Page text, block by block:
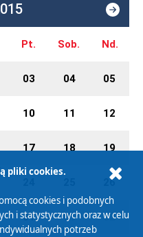
Pt. Sob. Nd.
03 04 05
10 11 12
17 18 19
26
31 01 02
pliki cookies.
cookies i podobnych
i statystycznych oraz w celu
potrzeb